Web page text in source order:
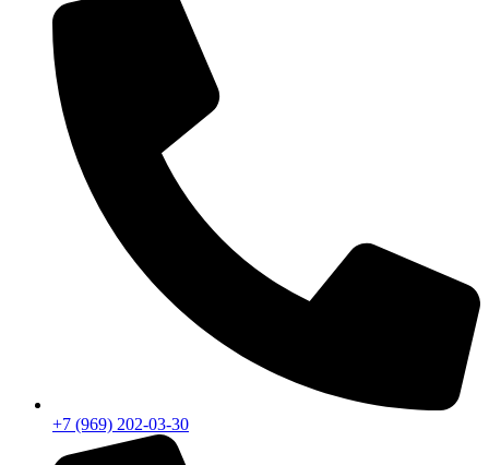
+7 (969) 202-03-30